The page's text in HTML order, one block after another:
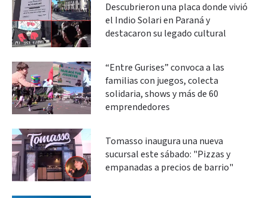
Descubrieron una placa donde vivió
el Indio Solari en Paraná y
destacaron su legado cultural
“Entre Gurises” convoca a las
familias con juegos, colecta
solidaria, shows y más de 60
emprendedores
Tomasso inaugura una nueva
sucursal este sábado: "Pizzas y
empanadas a precios de barrio"